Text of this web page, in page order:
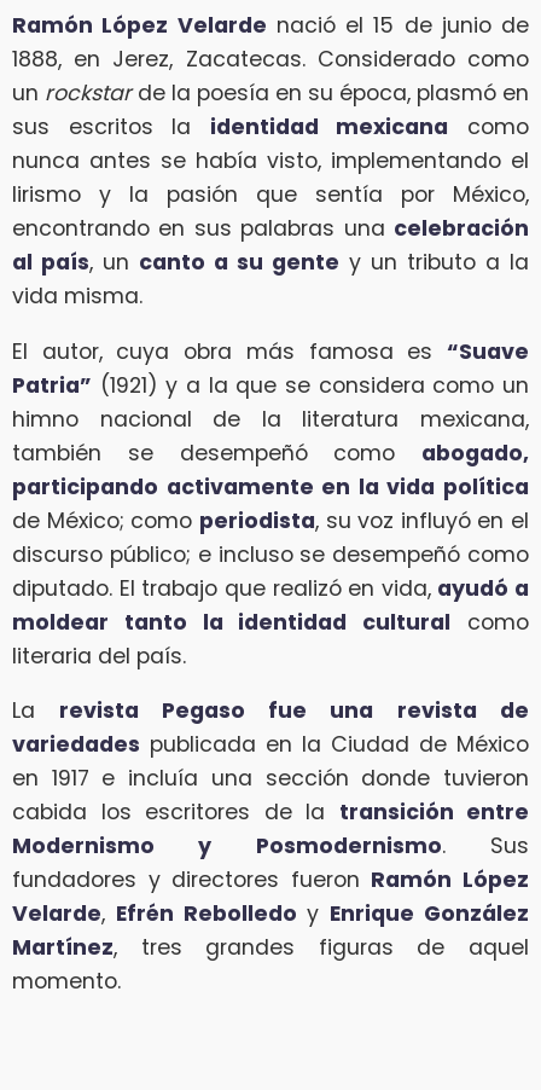
Ramón López Velarde nació el 15 de junio de
1888, en Jerez, Zacatecas. Considerado como
un rockstarde la poesía en su época, plasmó en
sus escritos la identidad mexicana como
nunca antes se había visto, implementando el
lirismo y la pasión que sentía por México,
encontrando en sus palabras una celebración
al país, un canto a su gente y un tributo a la
vida misma.
El autor, cuya obra más famosa es “Suave
Patria” (1921) y a la que se considera como un
himno nacional de la literatura mexicana,
también se desempeñó como abogado,
participando activamente en la vida política
de México; como periodista, su voz influyó en el
discurso público; e incluso se desempeñó como
diputado. El trabajo que realizó en vida, ayudó a
moldear tanto la identidad cultural como
literaria del país.
La revista Pegaso fue una
revista de
variedades publicada en la Ciudad de México
en 1917 e incluía una sección donde tuvieron
cabida los escritores de la transición entre
Modernismo y Posmodernismo. Sus
fundadores y directores fueron Ramón López
Velarde, Efrén Rebolledo y Enrique González
Martínez, tres grandes figuras de aquel
momento.